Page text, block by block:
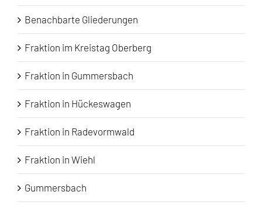
Benachbarte Gliederungen
Fraktion im Kreistag Oberberg
Fraktion in Gummersbach
Fraktion in Hückeswagen
Fraktion in Radevormwald
Fraktion in Wiehl
Gummersbach